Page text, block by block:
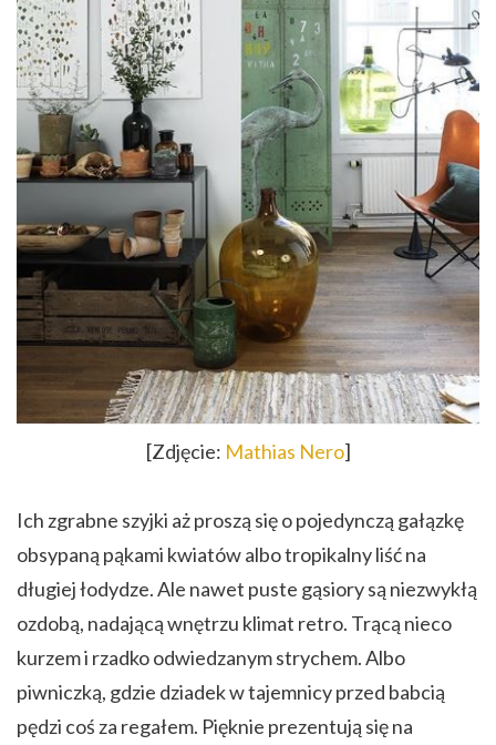
[Zdjęcie: Mathias Nero]
Ich zgrabne szyjki aż proszą się o pojedynczą gałązkę
obsypaną pąkami kwiatów albo tropikalny liść na
długiej łodydze. Ale nawet puste gąsiory są niezwykłą
ozdobą, nadającą wnętrzu klimat retro. Trącą nieco
kurzem i rzadko odwiedzanym strychem. Albo
piwniczką, gdzie dziadek w tajemnicy przed babcią
pędzi coś za regałem. Pięknie prezentują się na